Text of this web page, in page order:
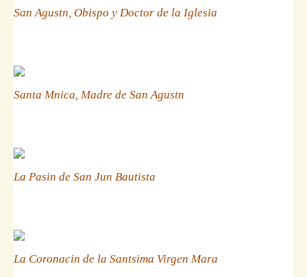
San Agustn, Obispo y Doctor de la Iglesia
Santa Mnica, Madre de San Agustn
La Pasin de San Jun Bautista
La Coronacin de la Santsima Virgen Mara